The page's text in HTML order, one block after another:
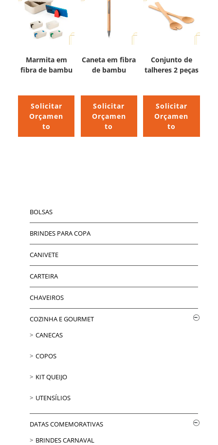
Marmita em
fibra de bambu
Solicitar
Orçamen
to
Caneta em fibra
de bambu
Solicitar
Orçamen
to
Conjunto de
talheres 2 peças
Solicitar
Orçamen
to
BOLSAS
BRINDES PARA COPA
CANIVETE
CARTEIRA
CHAVEIROS
COZINHA E GOURMET
CANECAS
COPOS
KIT QUEIJO
UTENSÍLIOS
DATAS COMEMORATIVAS
BRINDES CARNAVAL